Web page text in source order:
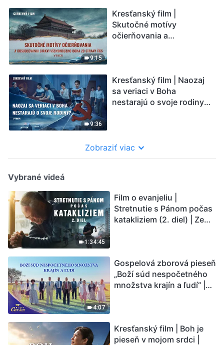
9:15
Kresťanský film |
Skutočné motívy
očierňovania a
9:36
Kresťanský film | Naozaj
sa veriaci v Boha
nestarajú o svoje rodiny?
Zobraziť viac
Vybrané videá
1:34:45
Film o evanjeliu |
Stretnutie s Pánom počas
katakliziem (2. diel) | Zem
Ľudstvu sa začína
odpočítavať čas. Našli ste
spôsob, ako prežiť?
4:07
Gospelová zborová pieseň
„Boží súd nespočetného
množstva krajín a ľudí“ |
Kresťanský film | Boh je
pieseň v mojom srdci |